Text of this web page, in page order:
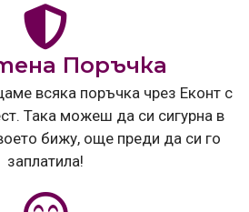
Поръчка
всяка поръчка чрез Еконт с
Така можеш да си сигурна в
бижу, още преди да си го
заплатила!